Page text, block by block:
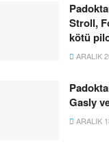
Stroll,
kötü
ARALIK
Gasly
ARALIK